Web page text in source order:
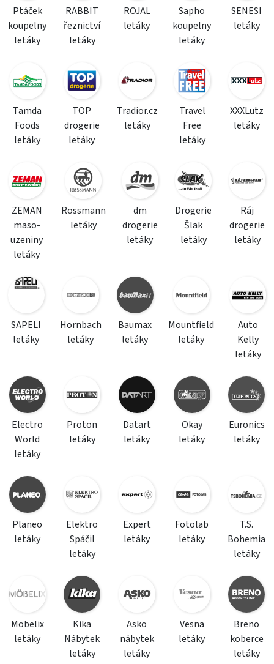
Ptáček
koupelny
letáky
RABBIT
řeznictví
letáky
ROJAL
letáky
Sapho
koupelny
letáky
SENESI
letáky
Tamda
Foods
letáky
TOP
drogerie
letáky
Tradior.cz
letáky
Travel
Free
letáky
XXXLutz
letáky
ZEMAN
maso-
uzeniny
letáky
Rossmann
letáky
dm
drogerie
letáky
Drogerie
Šlak
letáky
Ráj
drogerie
letáky
SAPELI
letáky
Hornbach
letáky
Baumax
letáky
Mountfield
letáky
Auto
Kelly
letáky
Electro
World
letáky
Proton
letáky
Datart
letáky
Okay
letáky
Euronics
letáky
Planeo
letáky
Elektro
Spáčil
letáky
Expert
letáky
Fotolab
letáky
T.S.
Bohemia
letáky
Mobelix
letáky
Kika
Nábytek
letáky
Asko
nábytek
letáky
Vesna
letáky
Breno
koberce
letáky